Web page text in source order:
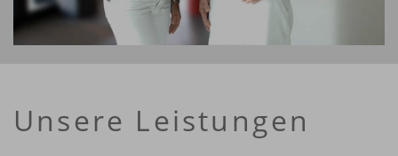
Unsere Leistungen